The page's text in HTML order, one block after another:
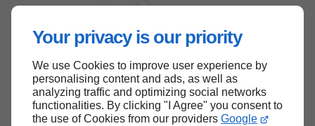
Your privacy is our priority
We use Cookies to improve user experience by
personalising content and ads, as well as
analyzing traffic and optimizing social networks
functionalities. By clicking "I Agree" you consent to
the use of Cookies from our providers Google
Haut de page